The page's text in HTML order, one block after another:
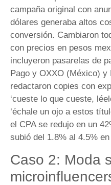
campaña original con
dólares generaba altos
conversión. Cambiaron
con precios en pesos
incluyeron pasarelas de
Pago y OXXO (México)
redactaron copies con
‘cueste lo que cueste,
‘échale un ojo a estos
el CPA se redujo en un
subió del 1.8% al 4.5%
Caso 2: Moda